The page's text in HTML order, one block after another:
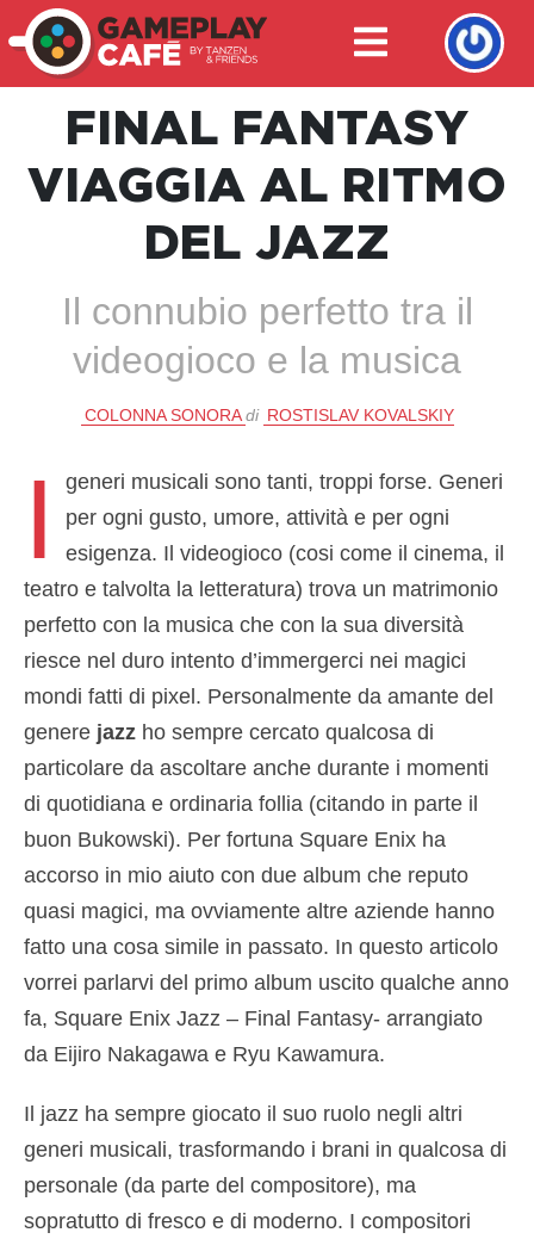
FINAL FANTASY
VIAGGIA AL RITMO
DEL JAZZ
Il connubio perfetto tra il
videogioco e la musica
COLONNA SONORA di ROSTISLAV KOVALSKIY
I
generi musicali sono tanti, troppi forse. Generi
per ogni gusto, umore, attività e per ogni
esigenza. Il videogioco (cosi come il cinema, il
teatro e talvolta la letteratura) trova un matrimonio
perfetto con la musica che con la sua diversità
riesce nel duro intento d’immergerci nei magici
mondi fatti di pixel. Personalmente da amante del
genere jazz ho sempre cercato qualcosa di
particolare da ascoltare anche durante i momenti
di quotidiana e ordinaria follia (citando in parte il
buon Bukowski). Per fortuna Square Enix ha
accorso in mio aiuto con due album che reputo
quasi magici, ma ovviamente altre aziende hanno
fatto una cosa simile in passato. In questo articolo
vorrei parlarvi del primo album uscito qualche anno
fa, Square Enix Jazz – Final Fantasy- arrangiato
da Eijiro Nakagawa e Ryu Kawamura.
Il jazz ha sempre giocato il suo ruolo negli altri
generi musicali, trasformando i brani in qualcosa di
personale (da parte del compositore), ma
sopratutto di fresco e di moderno. I compositori